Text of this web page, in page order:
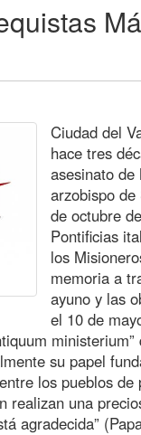
Ciudad del
hace tres
asesinato
arzobispo
de octubre
Pontificias
los
memoria a
ayuno y las
el 10 de
su papel
los pueblos de
realizan una
agradecida”